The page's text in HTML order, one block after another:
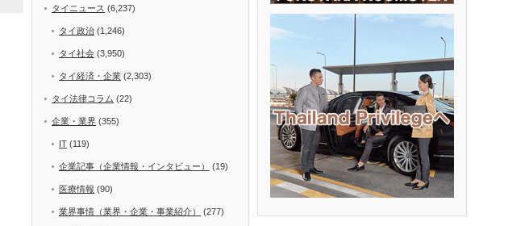
タイニュース (6,237)
タイ政治 (1,246)
タイ社会 (3,950)
タイ経済・企業 (2,303)
タイ法律コラム (22)
企業・業界 (355)
IT (119)
企業記事（企業情報・インタビュー） (19)
医療情報 (90)
業界事情（業界・企業・事業紹介） (277)